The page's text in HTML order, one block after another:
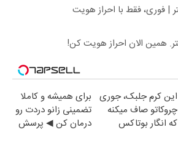
این کرم جلبک، جوری
چروکاتو صاف میکنه
که انگار بوتاکس
برای همیشه و کاملا
تضمینی زانو دردت رو
درمان کن ◀ پرسش